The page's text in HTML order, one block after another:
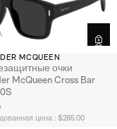
MCQUEEN
очки
McQueen Cross Bar
цена : $285.00